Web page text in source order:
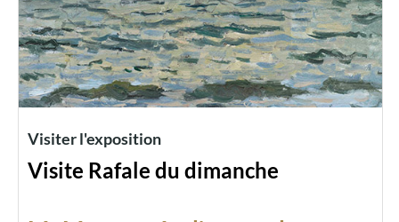
Visiter l'exposition
Visite Rafale du dimanche